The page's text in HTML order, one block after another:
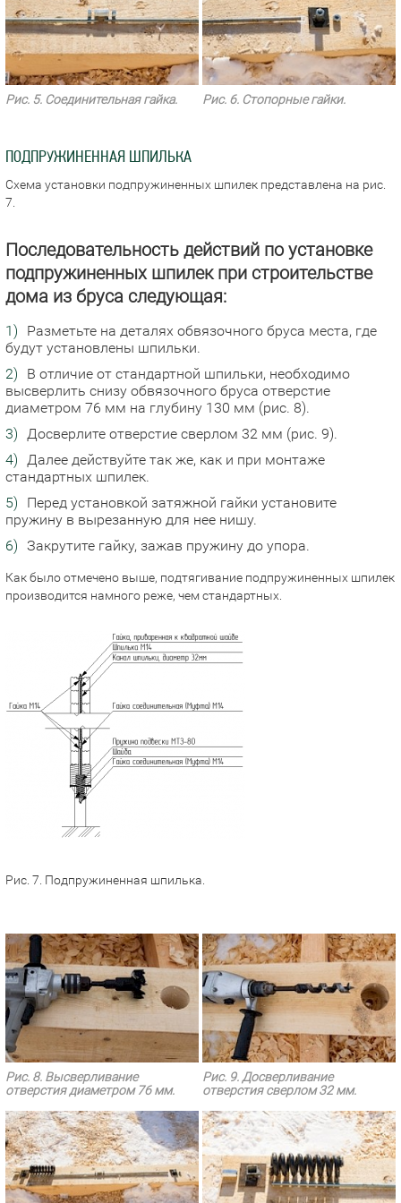
Рис. 5. Соединительная гайка. Рис. 6. Стопорные гайки.
ПОДПРУЖИНЕННАЯ ШПИЛЬКА
Схема установки подпружиненных шпилек представлена на рис.
7.
Последовательность действий по установке
подпружиненных шпилек при строительстве
дома из бруса следующая:
Разметьте на деталях обвязочного бруса места, где
будут установлены шпильки.
В отличие от стандартной шпильки, необходимо
высверлить снизу обвязочного бруса отверстие
диаметром 76 мм на глубину 130 мм (рис. 8).
Досверлите отверстие сверлом 32 мм (рис. 9).
Далее действуйте так же, как и при монтаже
стандартных шпилек.
Перед установкой затяжной гайки установите
пружину в вырезанную для нее нишу.
Закрутите гайку, зажав пружину до упора.
Как было отмечено выше, подтягивание подпружиненных шпилек
производится намного реже, чем стандартных.
Рис. 7. Подпружиненная шпилька.
Рис. 8. Высверливание
отверстия диаметром 76 мм.
Рис. 9. Досверливание
отверстия сверлом 32 мм.